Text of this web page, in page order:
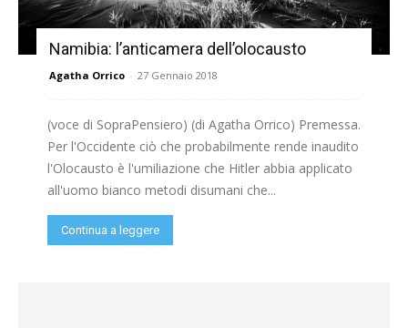
Namibia: l’anticamera dell’olocausto
Agatha Orrico - 27 Gennaio 2018
(voce di SopraPensiero) (di Agatha Orrico) Premessa.
Per l'Occidente ciò che probabilmente rende inaudito
l'Olocausto è l'umiliazione che Hitler abbia applicato
all'uomo bianco metodi disumani che...
Continua a leggere